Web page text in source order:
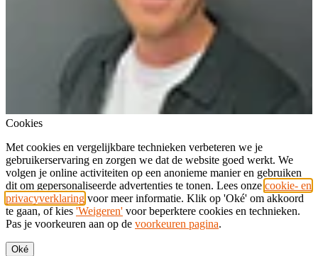
Cookies
Met cookies en vergelijkbare technieken verbeteren we je
gebruikerservaring en zorgen we dat de website goed werkt. We
volgen je online activiteiten op een anonieme manier en gebruiken
dit om gepersonaliseerde advertenties te tonen. Lees onze cookie- en
privacyverklaring voor meer informatie. Klik op 'Oké' om akkoord
te gaan, of kies 'Weigeren' voor beperktere cookies en technieken.
Pas je voorkeuren aan op de voorkeuren pagina.
Oké